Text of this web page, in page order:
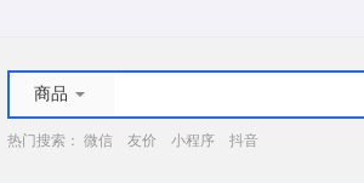
商品
热门搜索： 微信 友价 小程序 抖音